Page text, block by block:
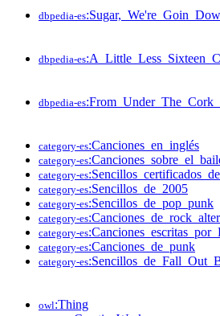
dbpedia-es
dbpedia-es
dbpedia-es
category-es:Canciones_en_inglés
category-es
category-es
category-es:Sencillos_de_2005
category-es:Sencillos_de_pop_punk
category-es
category-es
category-es:Canciones_de_punk
category-es
owl:Thing